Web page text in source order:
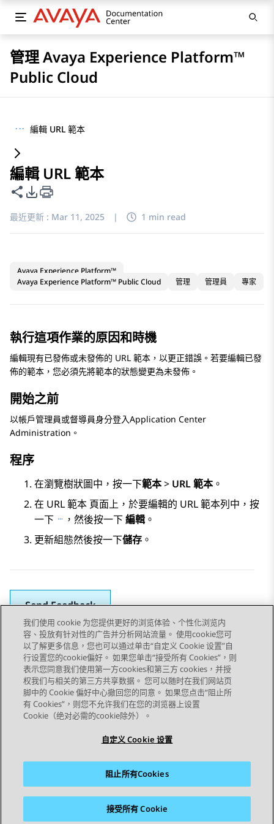
管理 Avaya Experience Platform™
Public Cloud
··· 編輯 URL 範本
編輯 URL 範本
共用此頁面
PDF 匯出選項
最近更新 : Mar 11, 2025 | 1 min read
Avaya Experience Platform™
Avaya Experience Platform™ Public Cloud
管理 管理員 專家
執行這項作業的原因和時機
編輯現有已發佈或未發佈的 URL 範本，以更正錯誤。若要編輯已發
佈的範本，您必須先將範本的狀態變更為未發佈。
開始之前
以帳戶管理員或督導員身分登入Application Center
Administration 。
程序
在瀏覽樹狀圖中，按一下範本> URL 範本。
在 URL 範本 頁面上，於要編輯的 URL 範本列中，按
一下
，然後按一下編輯 。
更新組態然後按一下儲存 。
Send Feedback
Topic navigation
上一個主題 下一個主題
STAY CONNECTED
我们使用 cookie 为您提供更好的浏览体验、个性化浏览内
容、投放有针对性的广告并分析网站流量。 使用cookie您可
以了解更多信息，您也可以通过单击“自定义 Cookie 设置”自
行设置您的cookie偏好。 如果您单击“接受所有 Cookies”，则
表示您同意我们使用第一方cookies和第三方 cookies，并授
权我们与相关的第三方共享数据。 您可以随时在我们网站页
脚中的 Cookie 偏好中心撤回您的同意。 如果您点击“阻止所
有 Cookies”，则您不允许我们在您的浏览器上设置
Cookie（绝对必需的cookie除外）。
自定义 Cookie 设置
阻止所有Cookies
接受所有 Cookie